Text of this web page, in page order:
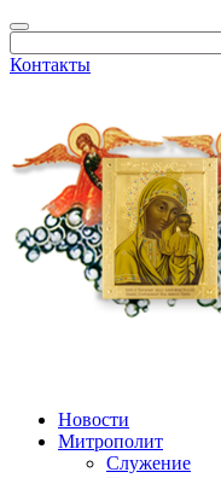
Контакты
Новости
Митрополит
Служение